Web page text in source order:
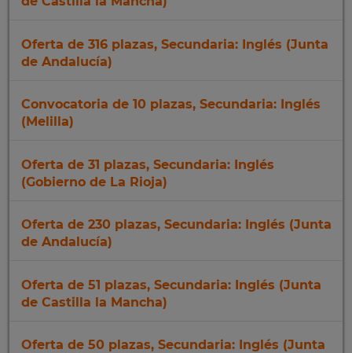
Oferta de 316 plazas, Secundaria: Inglés (Junta
de Andalucía)
Convocatoria de 10 plazas, Secundaria: Inglés
(Melilla)
Oferta de 31 plazas, Secundaria: Inglés
(Gobierno de La Rioja)
Oferta de 230 plazas, Secundaria: Inglés (Junta
de Andalucía)
Oferta de 51 plazas, Secundaria: Inglés (Junta
de Castilla la Mancha)
Oferta de 50 plazas, Secundaria: Inglés (Junta